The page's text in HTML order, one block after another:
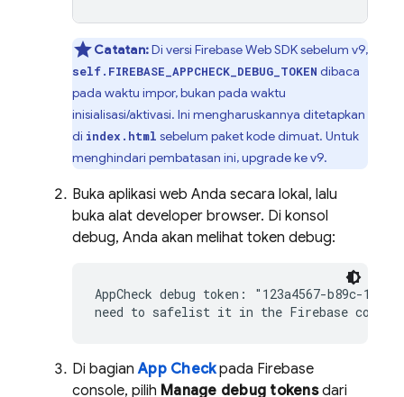
Catatan:Di versi Firebase Web SDK sebelum v9,
self.FIREBASE_APPCHECK_DEBUG_TOKEN dibaca
pada waktu impor, bukan pada waktu
inisialisasi/aktivasi. Ini mengharuskannya ditetapkan
di index.html sebelum paket kode dimuat. Untuk
menghindari pembatasan ini, upgrade ke v9.
Buka aplikasi web Anda secara lokal, lalu
buka alat developer browser. Di konsol
debug, Anda akan melihat token debug:
AppCheck debug token: "123a4567-b89c-
need to safelist it in the Firebase
Di bagianApp Checkpada Firebase
console, pilih Manage debug tokensdari